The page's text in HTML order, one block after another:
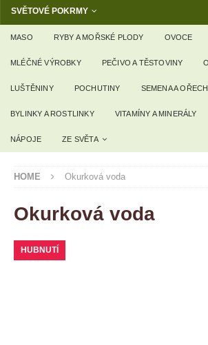
SVĚTOVÉ POKRMY
MASO RYBY A MOŘSKÉ PLODY OVOCE
MLÉČNÉ VÝROBKY PEČIVO A TĚSTOVINY
LUŠTĚNINY POCHUTINY SEMENA A
BYLINKY A ROSTLINKY VITAMÍNY A MINERÁLY
NÁPOJE ZE SVĚTA
HOME Okurková voda
Okurková voda
HUBNUTÍ